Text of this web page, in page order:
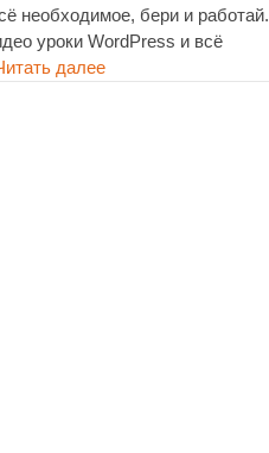
необходимое, бери и работай.
уроки WordPress и всё
далее